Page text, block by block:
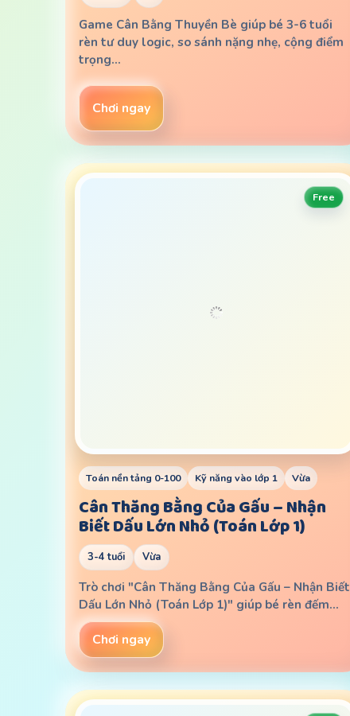
Game Cân Bằng Thuyền Bè giúp bé 3-6 tuổi
rèn tư duy logic, so sánh nặng nhẹ, cộng điểm
trọng…
Chơi ngay
Free
Toán nền tảng 0-100 Kỹ năng vào lớp 1 Vừa
Cân Thăng Bằng Của Gấu – Nhận
Biết Dấu Lớn Nhỏ (Toán Lớp 1)
3-4 tuổi Vừa
Trò chơi "Cân Thăng Bằng Của Gấu – Nhận Biết
Dấu Lớn Nhỏ (Toán Lớp 1)" giúp bé rèn đếm…
Chơi ngay